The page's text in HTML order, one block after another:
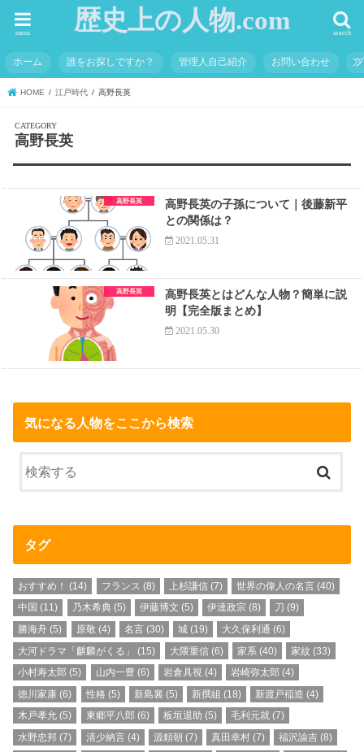
歴史上の人物.com search
menu
ホーム 誰をお探しですか？ 管理人自己紹介 お問い合わせ
HOME 江戸時代 高野長英
高野長英
高野長英
高野長英の子孫について｜後藤新平
との関係は？
2021.05.31
高野長英
高野長英とはどんな人物？簡単に説
明【完全版まとめ】
2021.05.30
気になる人物をここから検索
タグ
おすすめ！ (14) フランス (8) 上杉謙信(7) 世界の偉人の名言 (40)
中国 (11) 乃木希典(5) 伊藤博文 (5) 伊達政宗 (8) 刀 (9)
勝海舟 (5) 原敬 (4) 名言(30) 城 (19) 大久保利通 (6)
大河ドラマ「麒麟がくる」
(15) 大隈重信(6) 家系 (40) 家紋 (33)
小村寿太郎 (5) 山内一豊 (6) 岩倉具視(4) 岩崎弥太郎 (4)
徳川家康 (6) 性格 (5) 新島襄 (5) 新撰組 (18) 新渡戸稲造 (4)
木戸孝允 (5) 東郷平八郎 (6) 板垣退助 (5) 毛利元就 (7)
水野忠邦 (7) 清少納言(4) 源頼朝 (7) 真田幸村 (7) 福沢諭吉 (8)